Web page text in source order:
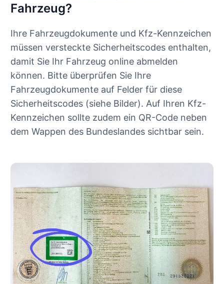
Fahrzeug?
Ihre Fahrzeugdokumente und Kfz-Kennzeichen
müssen versteckte Sicherheitscodes enthalten,
damit Sie Ihr Fahrzeug online abmelden
können. Bitte überprüfen Sie Ihre
Fahrzeugdokumente auf Felder für diese
Sicherheitscodes (siehe Bilder). Auf Ihren Kfz-
Kennzeichen sollte zudem ein QR-Code neben
dem Wappen des Bundeslandes sichtbar sein.